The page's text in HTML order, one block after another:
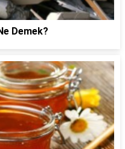
Demek?